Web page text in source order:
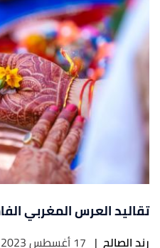
تقاليد العرس المغربي
رند الصالح | 17 أغسطس 2023